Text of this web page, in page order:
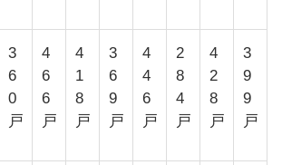
3
6
0
戸
4
6
6
戸
4
1
8
戸
3
6
9
戸
4
4
6
戸
2
8
4
戸
4
2
8
戸
3
9
9
戸